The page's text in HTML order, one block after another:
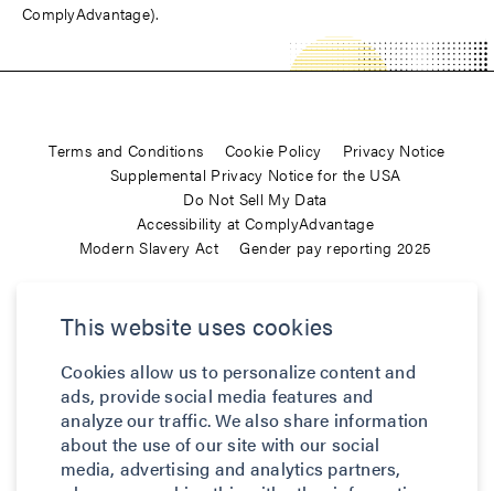
This website uses cookies
Cookies allow us to personalize content and
ads, provide social media features and
analyze our traffic. We also share information
about the use of our site with our social
media, advertising and analytics partners,
ComplyAdvantage).
Terms and Conditions Cookie Policy
Privacy Notice
Supplemental Privacy Notice for the USA
Do Not Sell My Data
Accessibility at ComplyAdvantage
Modern Slavery Act
Gender pay reporting 2025
services (and the data provided as part of its services) do not
Credit Reporting Act (FCRA), 15 U.S.C. sec. 1681 et seq. The data
we provide to you may not be used, in whole or in part, to: make
any consumer debt collection decision, establish a consumer’s
eligibility for credit, insurance, employment, government benefits,